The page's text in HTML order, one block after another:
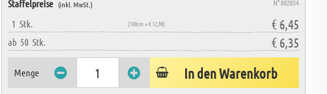
Staffelpreise (inkl. MwSt.) N° 802054
1Stk. (100cm = € 12,90) € 6,45
ab 50Stk. € 6,35
Menge In den Warenkorb